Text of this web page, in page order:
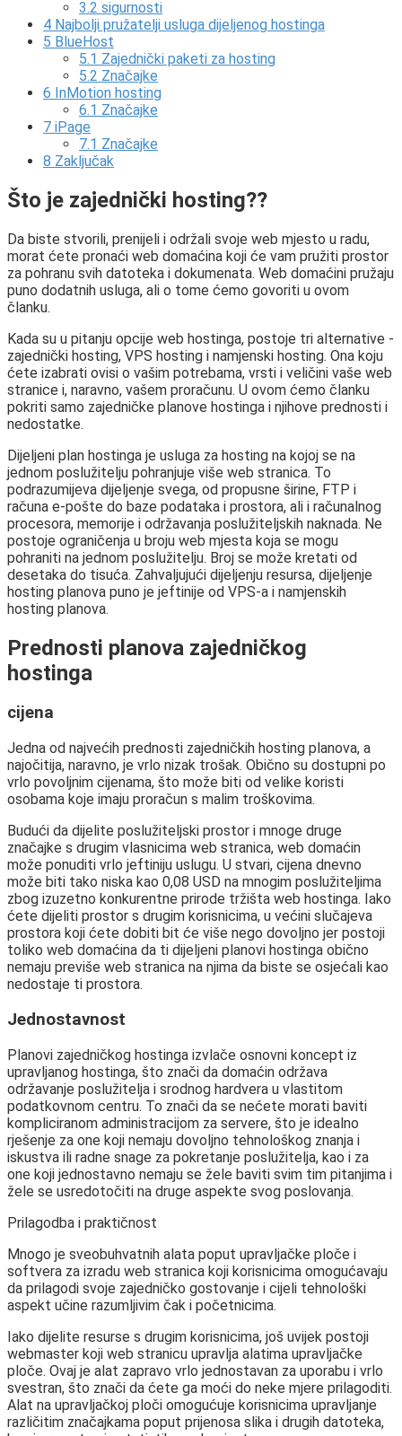
3.2 sigurnosti
4 Najbolji pružatelji usluga dijeljenog hostinga
5 BlueHost
5.1 Zajednički paketi za hosting
5.2 Značajke
6 InMotion hosting
6.1 Značajke
7 iPage
7.1 Značajke
8 Zaključak
Što je zajednički hosting??
Da biste stvorili, prenijeli i održali svoje web mjesto u radu,
morat ćete pronaći web domaćina koji će vam pružiti prostor
za pohranu svih datoteka i dokumenata. Web domaćini pružaju
puno dodatnih usluga, ali o tome ćemo govoriti u ovom
članku.
Kada su u pitanju opcije web hostinga, postoje tri alternative -
zajednički hosting, VPS hosting i namjenski hosting. Ona koju
ćete izabrati ovisi o vašim potrebama, vrsti i veličini vaše web
stranice i, naravno, vašem proračunu. U ovom ćemo članku
pokriti samo zajedničke planove hostinga i njihove prednosti i
nedostatke.
Dijeljeni plan hostinga je usluga za hosting na kojoj se na
jednom poslužitelju pohranjuje više web stranica. To
podrazumijeva dijeljenje svega, od propusne širine, FTP i
računa e-pošte do baze podataka i prostora, ali i računalnog
procesora, memorije i održavanja poslužiteljskih naknada. Ne
postoje ograničenja u broju web mjesta koja se mogu
pohraniti na jednom poslužitelju. Broj se može kretati od
desetaka do tisuća. Zahvaljujući dijeljenju resursa, dijeljenje
hosting planova puno je jeftinije od VPS-a i namjenskih
hosting planova.
Prednosti planova zajedničkog
hostinga
cijena
Jedna od najvećih prednosti zajedničkih hosting planova, a
najočitija, naravno, je vrlo nizak trošak. Obično su dostupni po
vrlo povoljnim cijenama, što može biti od velike koristi
osobama koje imaju proračun s malim troškovima.
Budući da dijelite poslužiteljski prostor i mnoge druge
značajke s drugim vlasnicima web stranica, web domaćin
može ponuditi vrlo jeftiniju uslugu. U stvari, cijena dnevno
može biti tako niska kao 0,08 USD na mnogim poslužiteljima
zbog izuzetno konkurentne prirode tržišta web hostinga. Iako
ćete dijeliti prostor s drugim korisnicima, u većini slučajeva
prostora koji ćete dobiti bit će više nego dovoljno jer postoji
toliko web domaćina da ti dijeljeni planovi hostinga obično
nemaju previše web stranica na njima da biste se osjećali kao
nedostaje ti prostora.
Jednostavnost
Planovi zajedničkog hostinga izvlače osnovni koncept iz
upravljanog hostinga, što znači da domaćin održava
održavanje poslužitelja i srodnog hardvera u vlastitom
podatkovnom centru. To znači da se nećete morati baviti
kompliciranom administracijom za servere, što je idealno
rješenje za one koji nemaju dovoljno tehnološkog znanja i
iskustva ili radne snage za pokretanje poslužitelja, kao i za
one koji jednostavno nemaju se žele baviti svim tim pitanjima i
žele se usredotočiti na druge aspekte svog poslovanja.
Prilagodba i praktičnost
Mnogo je sveobuhvatnih alata poput upravljačke ploče i
softvera za izradu web stranica koji korisnicima omogućavaju
da prilagodi svoje zajedničko gostovanje i cijeli tehnološki
aspekt učine razumljivim čak i početnicima.
Iako dijelite resurse s drugim korisnicima, još uvijek postoji
webmaster koji web stranicu upravlja alatima upravljačke
ploče. Ovaj je alat zapravo vrlo jednostavan za uporabu i vrlo
svestran, što znači da ćete ga moći do neke mjere prilagoditi.
Alat na upravljačkoj ploči omogućuje korisnicima upravljanje
različitim značajkama poput prijenosa slika i drugih datoteka,